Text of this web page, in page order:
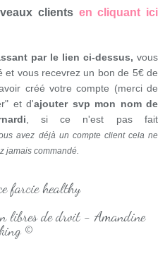
clients en cliquant ici
par le lien ci-dessus, vous
et vous recevrez un bon de 5€ de
créé votre compte (merci de
et d'ajouter svp mon nom de
, si ce n'est pas fait
avez déjà un compte client cela ne
jamais commandé.
libres de droit - Amandine
©